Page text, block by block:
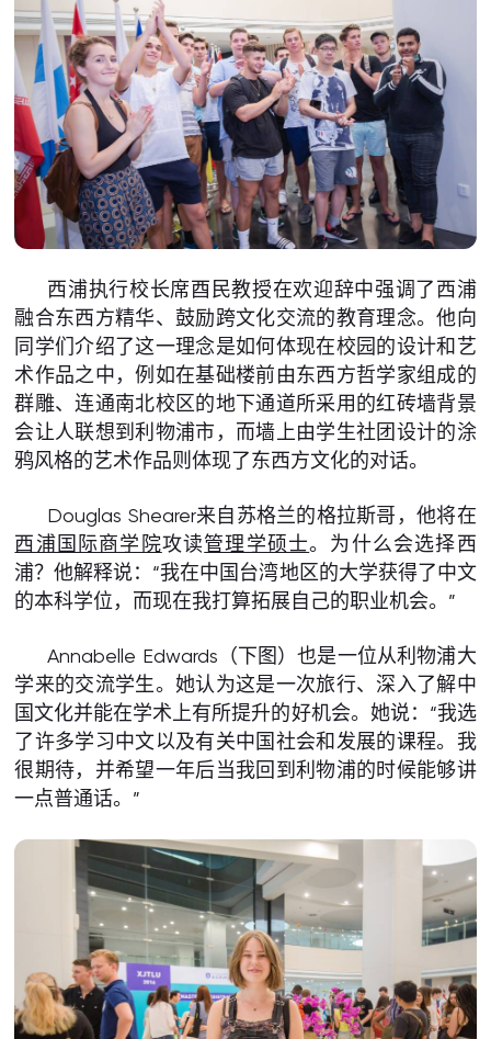
西浦执行校长席酉民教授在欢迎辞中强调了西浦
融合东西方精华、鼓励跨文化交流的教育理念。他向
同学们介绍了这一理念是如何体现在校园的设计和艺
术作品之中，例如在基础楼前由东西方哲学家组成的
群雕、连通南北校区的地下通道所采用的红砖墙背景
会让人联想到利物浦市，而墙上由学生社团设计的涂
鸦风格的艺术作品则体现了东西方文化的对话。
Douglas Shearer来自苏格兰的格拉斯哥，他将在
西浦国际商学院攻读管理学硕士。为什么会选择西
浦？他解释说：“我在中国台湾地区的大学获得了中文
的本科学位，而现在我打算拓展自己的职业机会。”
Annabelle Edwards（下图）也是一位从利物浦大
学来的交流学生。她认为这是一次旅行、深入了解中
国文化并能在学术上有所提升的好机会。她说：“我选
了许多学习中文以及有关中国社会和发展的课程。我
很期待，并希望一年后当我回到利物浦的时候能够讲
一点普通话。”